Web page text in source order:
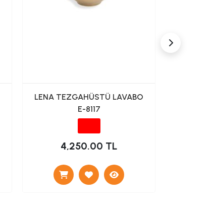
LENA TEZGAHÜSTÜ LAVABO
E-8117
4,250.00 TL